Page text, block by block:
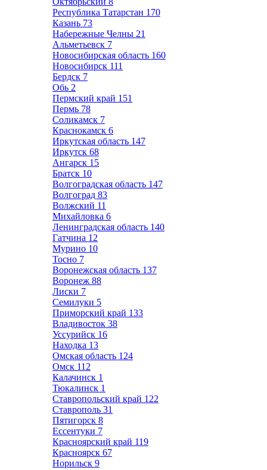
Республика Татарстан 170
Казань 73
Набережные Челны 21
Альметьевск 7
Новосибирская область 160
Новосибирск 111
Бердск 7
Обь 2
Пермский край 151
Пермь 78
Соликамск 7
Краснокамск 6
Иркутская область 147
Иркутск 68
Ангарск 15
Братск 10
Волгоградская область 147
Волгоград 83
Волжский 11
Михайловка 6
Ленинградская область 140
Гатчина 12
Мурино 10
Тосно 7
Воронежская область 137
Воронеж 88
Лиски 7
Семилуки 5
Приморский край 133
Владивосток 38
Уссурийск 16
Находка 13
Омская область 124
Омск 112
Калачинск 1
Тюкалинск 1
Ставропольский край 122
Ставрополь 31
Пятигорск 8
Ессентуки 7
Красноярский край 119
Красноярск 67
Норильск 9